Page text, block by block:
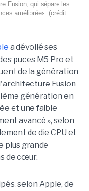
Fusion, qui sépare les
améliorées. (crédit :
a dévoilé ses
puces M5 Pro et
de la génération
Fusion
génération en
et une faible
avancé », selon
de die CPU et
plus grande
de cœur.
selon Apple, de